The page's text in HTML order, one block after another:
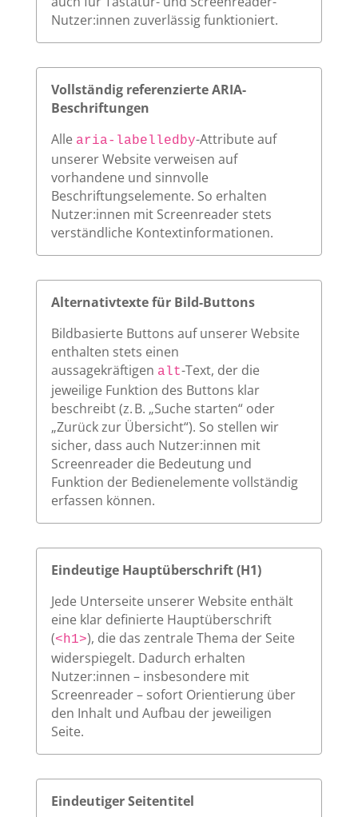
Nutzer:innen zuverlässig funktioniert.
Vollständig referenzierte ARIA-
Beschriftungen
Alle aria-labelledby-Attribute auf
unserer Website verweisen auf
vorhandene und sinnvolle
Beschriftungselemente. So erhalten
Nutzer:innen mit Screenreader stets
verständliche Kontextinformationen.
Alternativtexte für Bild-Buttons
Bildbasierte Buttons auf unserer Website
enthalten stets einen
aussagekräftigen alt-Text, der die
jeweilige Funktion des Buttons klar
beschreibt (z. B. „Suche starten“ oder
„Zurück zur Übersicht“). So stellen wir
sicher, dass auch Nutzer:innen mit
Screenreader die Bedeutung und
Funktion der Bedienelemente vollständig
erfassen können.
Eindeutige Hauptüberschrift (H1)
Jede Unterseite unserer Website enthält
eine klar definierte Hauptüberschrift
(<h1>), die das zentrale Thema der Seite
widerspiegelt. Dadurch erhalten
Nutzer:innen – insbesondere mit
Screenreader – sofort Orientierung über
den Inhalt und Aufbau der jeweiligen
Seite.
Eindeutiger Seitentitel